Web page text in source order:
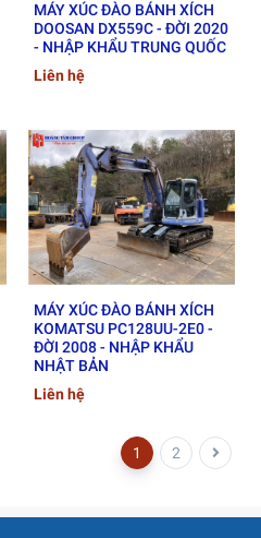
MÁY XÚC ĐÀO BÁNH XÍCH
DOOSAN DX559C - ĐỜI 2020
- NHẬP KHẨU TRUNG QUỐC
Liên hệ
MÁY XÚC ĐÀO BÁNH XÍCH
KOMATSU PC128UU-2E0 -
ĐỜI 2008 - NHẬP KHẨU
NHẬT BẢN
Liên hệ
1 2